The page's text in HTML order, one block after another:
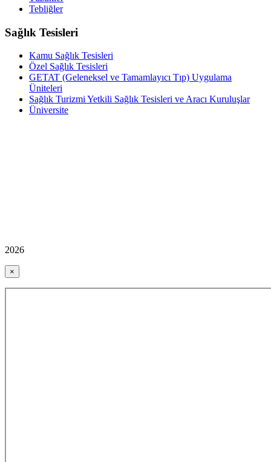
Tebliğler
Sağlık Tesisleri
Kamu Sağlık Tesisleri
Özel Sağlık Tesisleri
GETAT (Geleneksel ve Tamamlayıcı Tıp) Uygulama
Üniteleri
Sağlık Turizmi Yetkili Sağlık Tesisleri ve Aracı Kuruluşlar
Üniversite
2026
×